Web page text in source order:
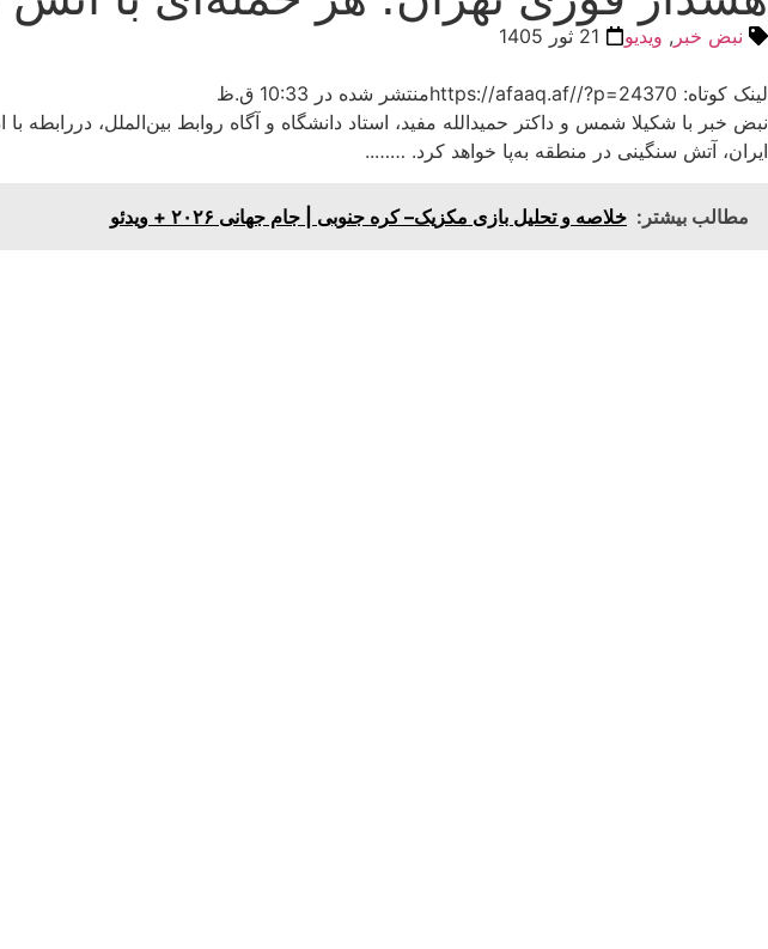
نبض خبر , ویدیو 21 ثور 1405
لینک کوتاه: https://afaaq.af//?p=24370 منتشر شده در 10:33 ق.ظ
نبض خبر با شکیلا شمس و داکتر حمیدالله مفید، استاد دانشگاه و آگاه روابط بین‌الملل،
ایران، آتش سنگینی در منطقه به‌پا خواهد کرد. ……..
مطالب بیشتر: خلاصه و تحلیل بازی مکزیک– کره جنوبی | جام جهانی ۲۰۲۶ + ویدئو